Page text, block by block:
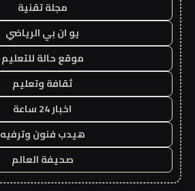
مجلة تقنية
يو ان بي الرياضي
موقع حالة للتعليم
ثقافة وتعليم
اخبار 24 ساعة
هيدب فنون وترفيه
صحيفة العالم